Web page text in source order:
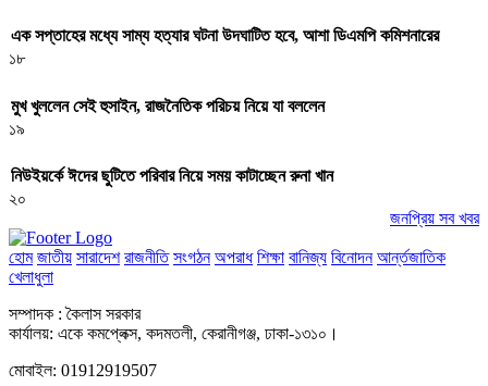
এক সপ্তাহের মধ্যে সাম্য হত্যার ঘটনা উদঘাটিত হবে, আশা ডিএমপি কমিশনারের
১৮
মুখ খুললেন সেই হুসাইন, রাজনৈতিক পরিচয় নিয়ে যা বললেন
১৯
নিউইয়র্কে ঈদের ছুটিতে পরিবার নিয়ে সময় কাটাচ্ছেন রুনা খান
২০
জনপ্রিয় সব খবর
হোম জাতীয় সারাদেশ রাজনীতি সংগঠন অপরাধ শিক্ষা বানিজ্য বিনোদন আর্ন্তজাতিক
খেলাধুলা
সম্পাদক : কৈলাস সরকার
কার্যালয়: একে কমপ্লেক্স, কদমতলী, কেরানীগঞ্জ, ঢাকা-১৩১০।
মোবাইল: 01912919507